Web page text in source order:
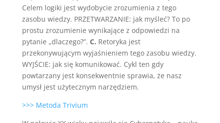
Celem logiki jest wydobycie zrozumienia z tego
zasobu wiedzy. PRZETWARZANIE: jak myśleć? To po
prostu zrozumienie wynikające z odpowiedzi na
pytanie „dlaczego?”. C. Retoryka jest
przekonywującym wyjaśnieniem tego zasobu wiedzy.
WYJŚCIE: jak się komunikować. Cykl ten gdy
powtarzany jest konsekwentnie sprawia, że nasz
umysł jest użytecznym narzędziem.
>>> Metoda Trivium